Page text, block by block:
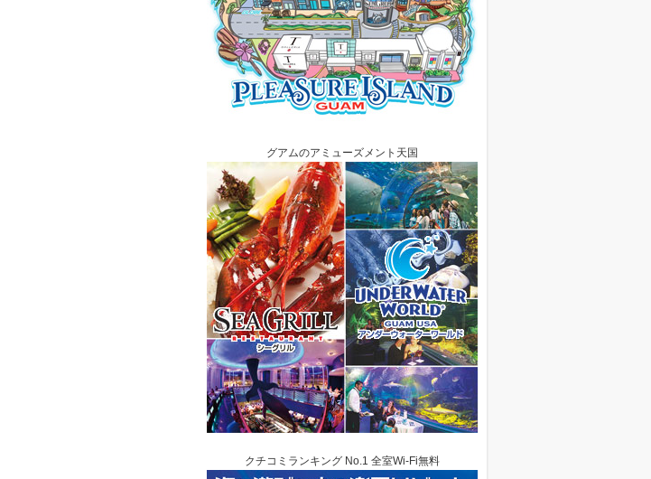
グアムのアミューズメント天国
クチコミランキング No.1 全室Wi-Fi無料